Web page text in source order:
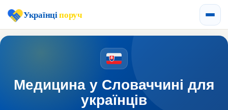
Українціпоруч
Медицина у Словаччині для
українців